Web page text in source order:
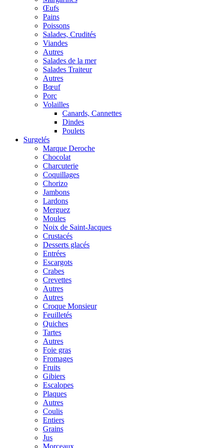
Œufs
Pains
Poissons
Salades, Crudités
Viandes
Autres
Salades de la mer
Salades Traiteur
Autres
Bœuf
Porc
Volailles
Canards, Cannettes
Dindes
Poulets
Surgelés
Marque Deroche
Chocolat
Charcuterie
Coquillages
Chorizo
Jambons
Lardons
Merguez
Moules
Noix de Saint-Jacques
Crustacés
Desserts glacés
Entrées
Escargots
Crabes
Crevettes
Autres
Autres
Croque Monsieur
Feuilletés
Quiches
Tartes
Autres
Foie gras
Fromages
Fruits
Gibiers
Escalopes
Plaques
Autres
Coulis
Entiers
Grains
Jus
Morceaux